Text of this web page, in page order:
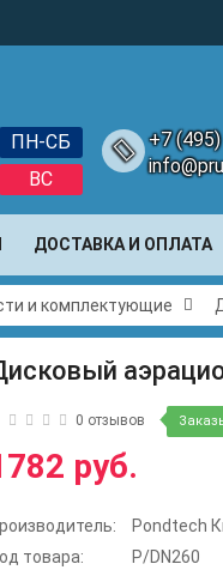
ПН-СБ
ВС
+7
ДОСТАВКА И ОПЛАТА
и комплектующие
0 отзывов
руб.
Pondtech
товара:
P/DN260